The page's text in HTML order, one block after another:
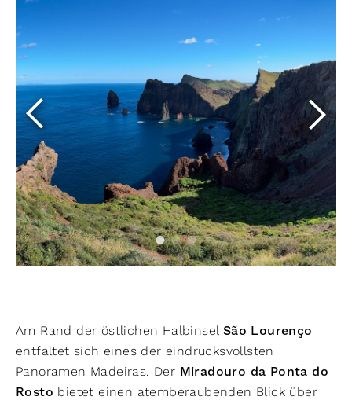
Am Rand der östlichen Halbinsel São Lourenço
entfaltet sich eines der eindrucksvollsten
Panoramen Madeiras. Der Miradouro da Ponta do
Rosto bietet einen atemberaubenden Blick über